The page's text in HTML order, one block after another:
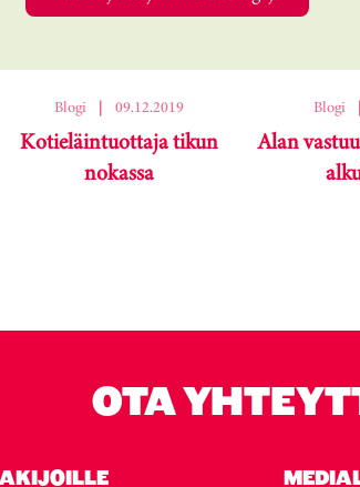
Blogi | 09.12.2019
Kotieläintuottaja tikun
nokassa
Blogi |
Alan
OTA